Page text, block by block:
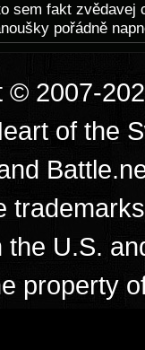
sem fakt
pořádně
© 2007-
of the
the U.S.
property